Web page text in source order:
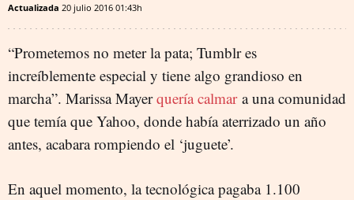
Actualizada 20 julio 2016 01:43h
“Prometemos no meter la pata; Tumblr es
increíblemente especial y tiene algo grandioso en
marcha”. Marissa Mayerquería calmara una comunidad
que temía que Yahoo, donde había aterrizado un año
antes, acabara rompiendo el ‘juguete’.
En aquel momento, la tecnológica pagaba 1.100